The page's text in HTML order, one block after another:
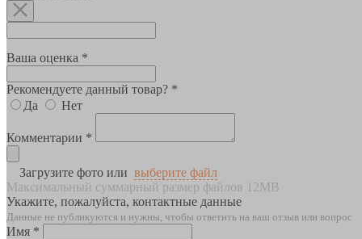
Ваша оценка *
Рекомендуете данный товар? *
Да
Нет
Комментарии *
Загрузите фото или выберите файл
Максимальный суммарный размер файлов 12MB
Укажите, пожалуйста, контактные данные
Данные не публикуются и нужны, чтобы ответить на ваш отзыв или вопрос
Имя *